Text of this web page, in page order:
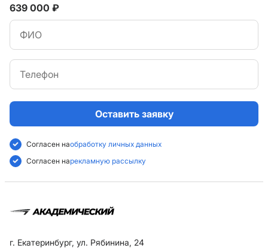
Оставить заявку
Согласен наобработку личных данных
Согласен нарекламную рассылку
639 000 ₽
г. Екатеринбург, ул. Рябинина, 24